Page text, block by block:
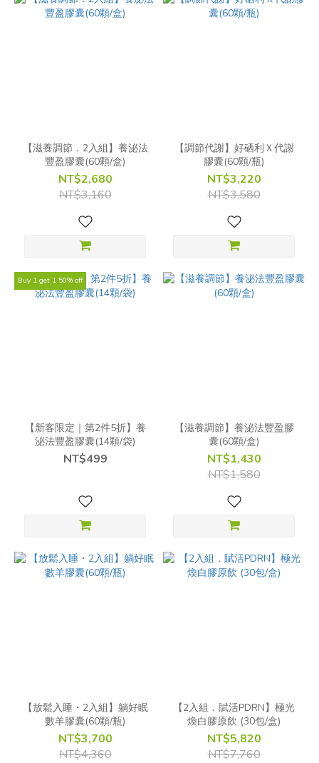
【滋養調節．2入組】養泌法
豐盈膠囊(60顆/盒)
NT$2,680
NT$3,160
【調節代謝】好硒利Ｘ代謝
膠囊(60顆/瓶)
NT$3,220
NT$3,580
Buy 1 get 1 50% off
【新客限定｜第2件5折】養
泌法豐盈膠囊(14顆/袋)
NT$499
【滋養調節】養泌法豐盈膠
囊(60顆/盒)
NT$1,430
NT$1,580
【放鬆入睡・2入組】躺好眠
數羊膠囊(60顆/瓶)
NT$3,700
NT$4,360
【2入組．賦活PDRN】極光
煥白膠原飲 (30包/盒)
NT$5,820
NT$7,760